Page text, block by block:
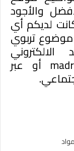
والأجود
كانت لديكم أي
موضوع تربوي
أو عبر